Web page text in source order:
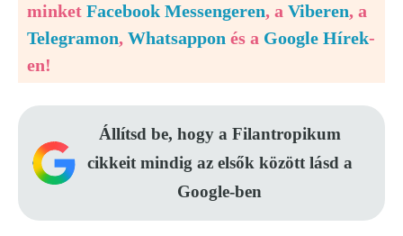
minket Facebook Messengeren, a Viberen, a
Telegramon, Whatsappon és a Google Hírek-
en!
Állítsd be, hogy a Filantropikum
cikkeit mindig az elsők között lásd a
Google-ben